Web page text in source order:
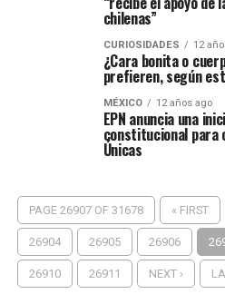
chilenas”
CURIOSIDADES 12
¿Cara bonita o
prefieren, según
MÉXICO 12 años ago
EPN anuncia una
constitucional para
Únicas
PAGE 26907 OF 31678 « FIRST
26904 26905 26906
26910 26911 NEXT ›